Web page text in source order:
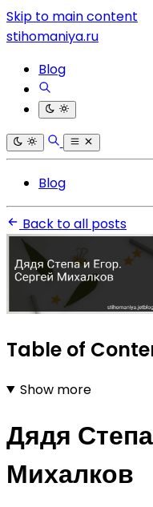
Skip to main content
stihomaniya.ru
Blog
Blog
Back to all posts
Table of
Show more
Дядя
Михалков